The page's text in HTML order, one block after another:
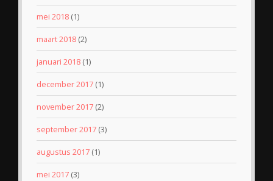
mei 2018 (1)
maart 2018 (2)
januari 2018 (1)
december 2017 (1)
november 2017 (2)
september 2017 (3)
augustus 2017 (1)
mei 2017 (3)